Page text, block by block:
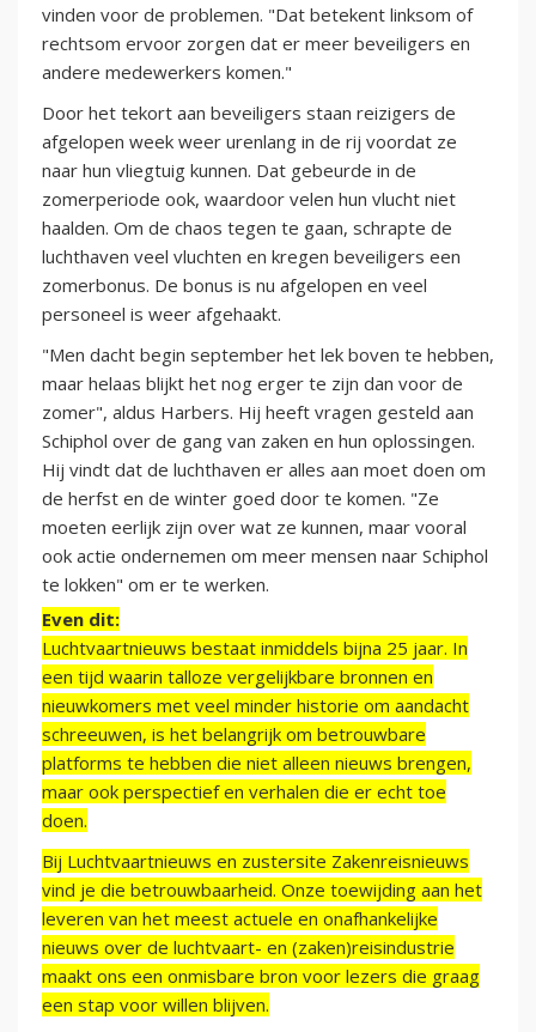
vinden voor de problemen. "Dat betekent linksom of
rechtsom ervoor zorgen dat er meer beveiligers en
andere medewerkers komen."
Door het tekort aan beveiligers staan reizigers de
afgelopen week weer urenlang in de rij voordat ze
naar hun vliegtuig kunnen. Dat gebeurde in de
zomerperiode ook, waardoor velen hun vlucht niet
haalden. Om de chaos tegen te gaan, schrapte de
luchthaven veel vluchten en kregen beveiligers een
zomerbonus. De bonus is nu afgelopen en veel
personeel is weer afgehaakt.
"Men dacht begin september het lek boven te hebben,
maar helaas blijkt het nog erger te zijn dan voor de
zomer", aldus Harbers. Hij heeft vragen gesteld aan
Schiphol over de gang van zaken en hun oplossingen.
Hij vindt dat de luchthaven er alles aan moet doen om
de herfst en de winter goed door te komen. "Ze
moeten eerlijk zijn over wat ze kunnen, maar vooral
ook actie ondernemen om meer mensen naar Schiphol
te lokken" om er te werken.
Even dit:
Luchtvaartnieuws bestaat inmiddels bijna 25 jaar. In
een tijd waarin talloze vergelijkbare bronnen en
nieuwkomers met veel minder historie om aandacht
schreeuwen, is het belangrijk om betrouwbare
platforms te hebben die niet alleen nieuws brengen,
maar ook perspectief en verhalen die er echt toe
doen.
Bij Luchtvaartnieuws en zustersite Zakenreisnieuws
vind je die betrouwbaarheid. Onze toewijding aan het
leveren van het meest actuele en onafhankelijke
nieuws over de luchtvaart- en (zaken)reisindustrie
maakt ons een onmisbare bron voor lezers die graag
een stap voor willen blijven.